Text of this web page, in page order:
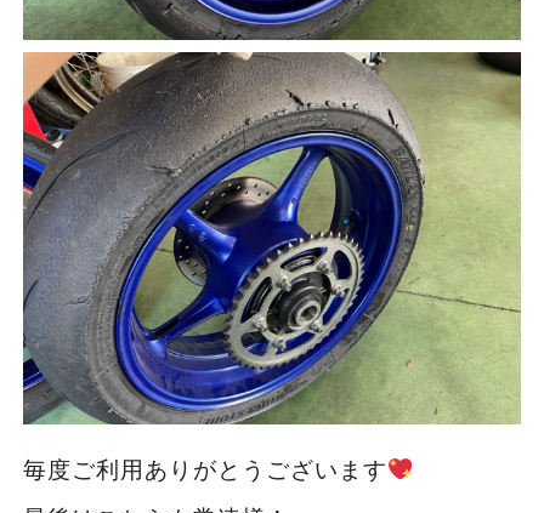
毎度ご利用ありがとうございます